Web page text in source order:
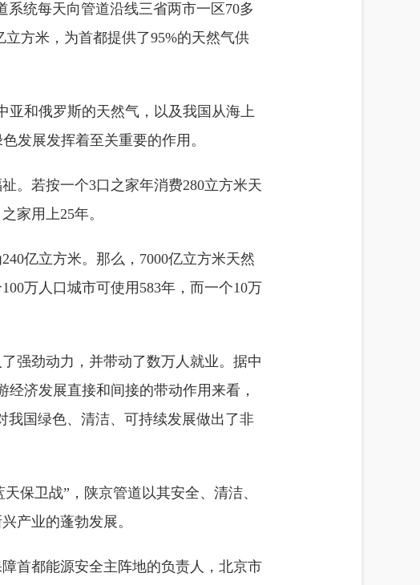
系统每天向管道沿线三省两市一区70多
方米，为首都提供了95%的天然气供
亚和俄罗斯的天然气，以及我国从海上
发展发挥着至关重要的作用。
。若按一个3口之家年消费280立方米天
家用上25年。
亿立方米。那么，7000亿立方米天然
万人口城市可使用583年，而一个10万
强劲动力，并带动了数万人就业。据中
济发展直接和间接的带动作用来看，
我国绿色、清洁、可持续发展做出了非
保卫战”，陕京管道以其安全、清洁、
产业的蓬勃发展。
首都能源安全主阵地的负责人，北京市